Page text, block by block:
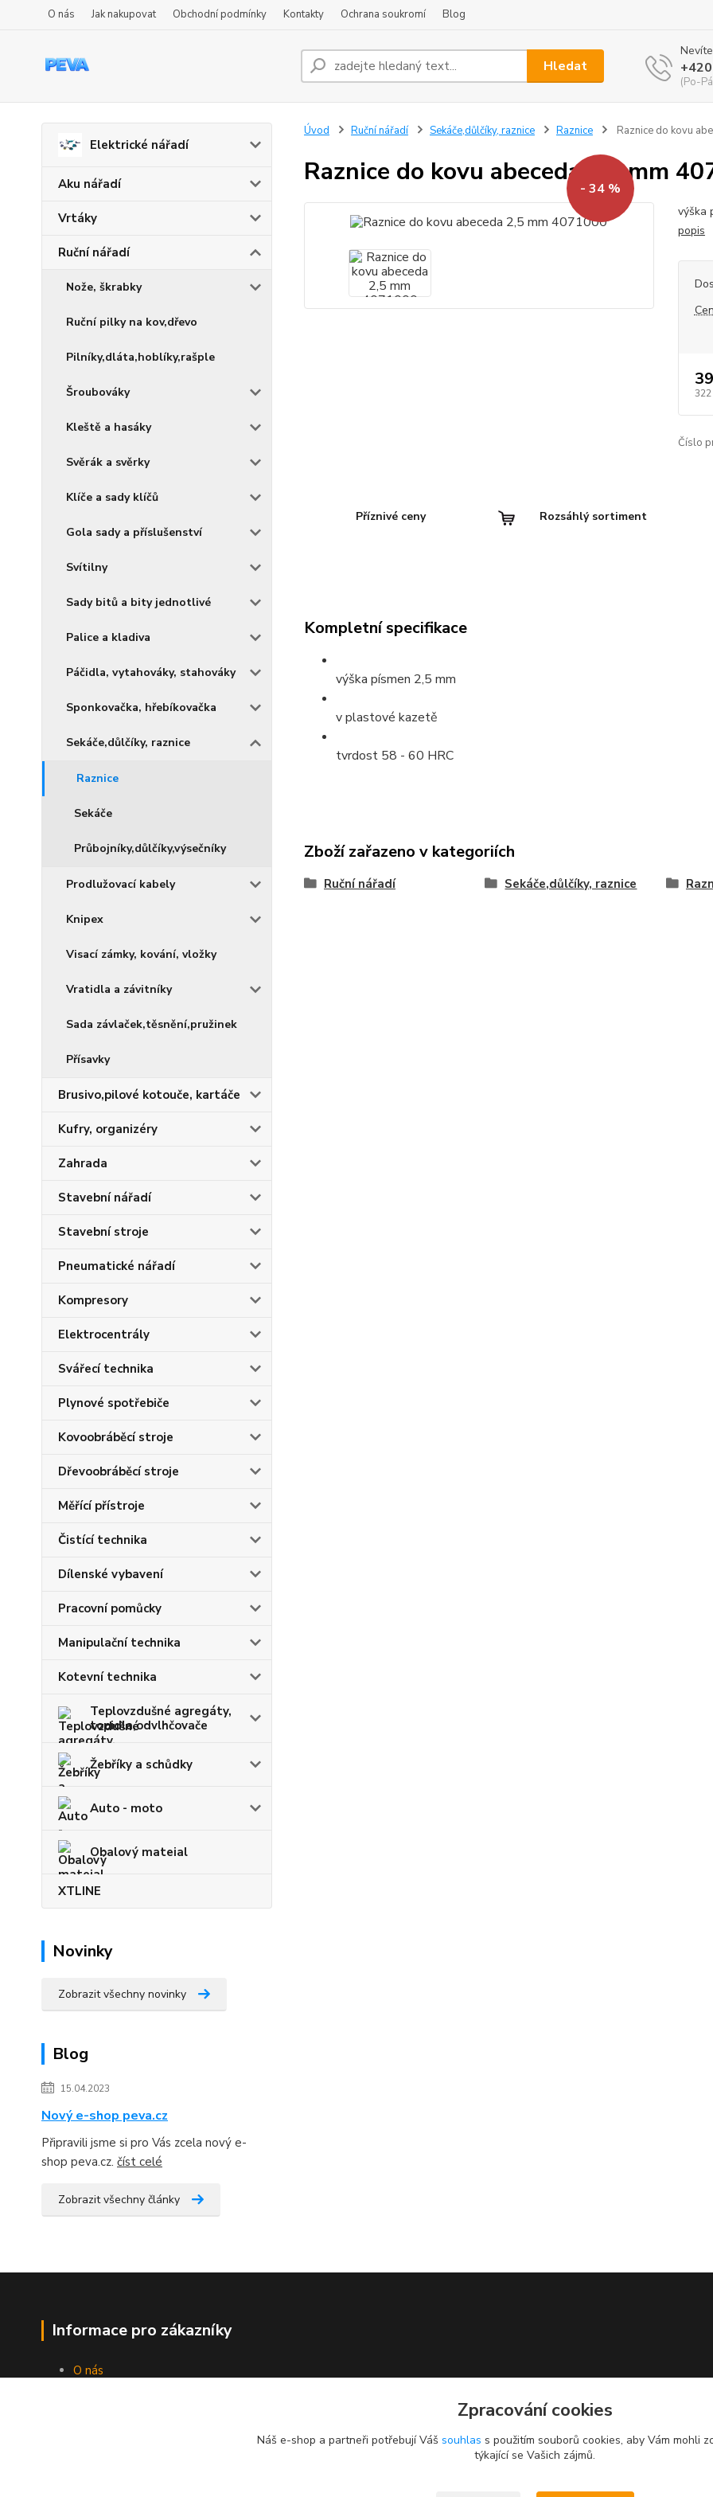
O nás Jak nakupovat Obchodní podmínky Kontakty Ochrana soukromí Blog
Hledat
(Po-
Elektrické nářadí
Aku nářadí
Vrtáky
Ruční nářadí
Nože, škrabky
Ruční pilky na kov,dřevo
Pilníky,dláta,hoblíky,rašple
Šroubováky
Kleště a hasáky
Svěrák a svěrky
Klíče a sady klíčů
Gola sady a příslušenství
Svítilny
Sady bitů a bity jednotlivé
Palice a kladiva
Páčidla, vytahováky, stahováky
Sponkovačka, hřebíkovačka
Sekáče,důlčíky, raznice
Raznice
Sekáče
Průbojníky,důlčíky,výsečníky
Prodlužovací kabely
Knipex
Visací zámky, kování, vložky
Vratidla a závitníky
Sada závlaček,těsnění,pružinek
Přísavky
Brusivo,pilové kotouče, kartáče
Kufry, organizéry
Zahrada
Stavební nářadí
Stavební stroje
Pneumatické nářadí
Kompresory
Elektrocentrály
Svářecí technika
Plynové spotřebiče
Kovoobráběcí stroje
Dřevoobráběcí stroje
Měřící přístroje
Čistící technika
Dílenské vybavení
Pracovní pomůcky
Manipulační technika
Kotevní technika
Teplovzdušné agregáty,
topidla,odvlhčovače
Žebříky a schůdky
Auto - moto
Obalový mateial
XTLINE
Novinky
Zobrazit všechny novinky
Blog
15.04.2023
Nový e-shop peva.cz
Připravili jsme si pro Vás zcela nový e-
shop peva.cz. číst celé
Zobrazit všechny články
Úvod Ruční nářadí Sekáče,důlčíky, raznice Raznice Raznice do kovu
Raznice do kovu abeceda 2,5 mm
- 34 %
výška
popis
322
Číslo
Příznivé ceny Rozsáhlý sortiment
Kompletní specifikace
výška písmen 2,5 mm
v plastové kazetě
tvrdost 58 - 60 HRC
Zboží zařazeno v kategoriích
Ruční nářadí Sekáče,důlčíky, raznice
Informace pro zákazníky
O nás
Zpracování cookies
Náš e-shop a partneři potřebují Váš souhlas s použitím souborů cookies, aby Vám mohli
týkající se Vašich zájmů.